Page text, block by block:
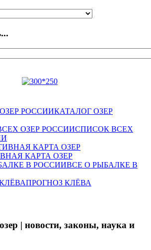
КАТАЛОГ ОЗЕР
СПИСОК ВСЕХ
КАРТА ОЗЕР
ВСЕ О РЫБАЛКЕ В
ПРОГНОЗ КЛЁВА
| новости, законы, наука и